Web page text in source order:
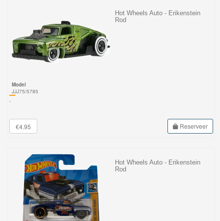
Hot Wheels Auto - Erikenstein
Rod
Model
JJJ75/5785
-
€4.95 Reserveer
Hot Wheels Auto - Erikenstein
Rod